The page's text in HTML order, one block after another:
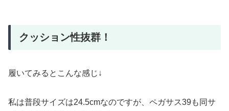
クッション性抜群！
履いてみるとこんな感じ↓
私は普段サイズは24.5cmなのですが、ペガサス39も同サ